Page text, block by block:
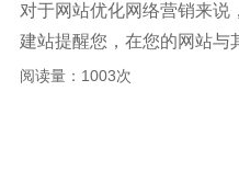
对于网站优化网络营销来说
建站提醒您，在您的网站与
阅读量：1003次